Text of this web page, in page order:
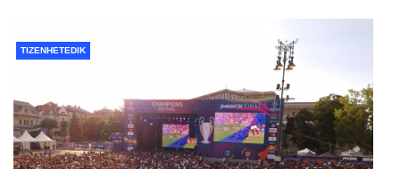
TIZENHETEDIK